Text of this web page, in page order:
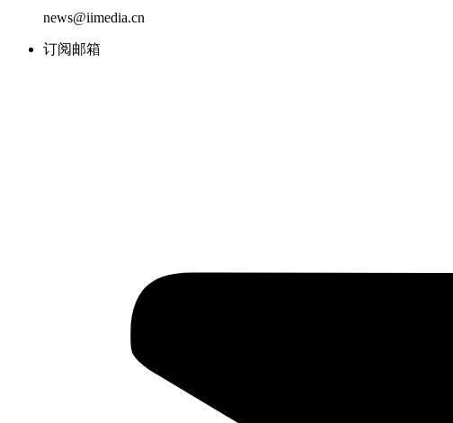
news@iimedia.cn
订阅邮箱